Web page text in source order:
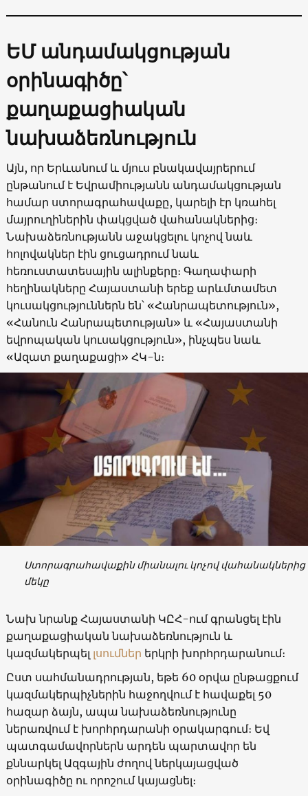
ԵՄ անդամակցության
օրինագիծը՝
քաղաքացիական
նախաձեռնություն
Այն, որ Երևանում և մյուս բնակավայրերում
ընթանում է Եվրամիությանն անդամակցության
համար ստորագրահավաքը, կարելի էր կռահել
մայրուղիներին փակցված վահանակներից։
Նախաձեռնությանն աջակցելու կոչով նաև
հոլովակներ էին ցուցադրում նաև
հեռուստատեսային ալինքերը։ Գաղափարի
հեղինակները Հայաստանի երեք արևմտամետ
կուսակցություններն են՝ «Հանրապետություն»,
«Հանուն Հանրապետության» և «Հայաստանի
եվրոպական կուսակցություն», ինչպես նաև
«Ազատ քաղաքացի» ՀԿ-ն։
Ստորագրահավաքին միանալու կոչով վահանակներից
մեկը
Նախ նրանք Հայաստանի ԿԸՀ-ում գրանցել էին
քաղաքացիական նախաձեռնություն և
կազմակերպել լսումներ երկրի խորհրդարանում։
Ըստ սահմանադրության, եթե 60 օրվա ընթացքում
կազմակերպիչներին հաջողվում է հավաքել 50
հազար ձայն, ապա նախաձեռնությունը
ներառվում է խորհրդարանի օրակարգում։ Եվ
պատգամավորներն արդեն պարտավոր են
քննարկել Ազգային ժողով ներկայացված
օրինագիծը ու որոշում կայացնել։